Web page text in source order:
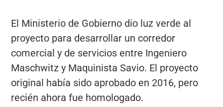
El Ministerio de Gobierno dio luz verde al
proyecto para desarrollar un corredor
comercial y de servicios entre Ingeniero
Maschwitz y Maquinista Savio. El proyecto
original había sido aprobado en 2016, pero
recién ahora fue homologado.